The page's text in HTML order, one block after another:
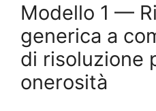
Modello 1 —
generica a
di risoluzione
onerosità